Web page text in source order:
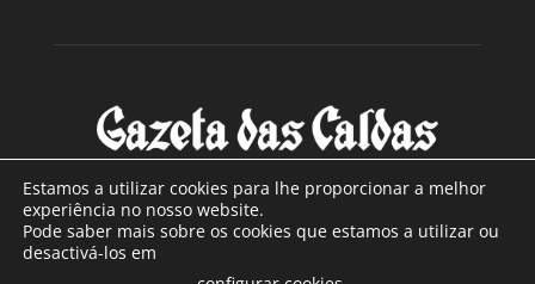
SOBRE NÓS
Estamos a utilizar cookies para lhe proporcionar a melhor
experiência no nosso website.
Pode saber mais sobre os cookies que estamos a utilizar ou
desactivá-los em